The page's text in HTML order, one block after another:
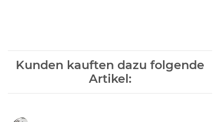
Kunden kauften dazu folgende
Artikel: